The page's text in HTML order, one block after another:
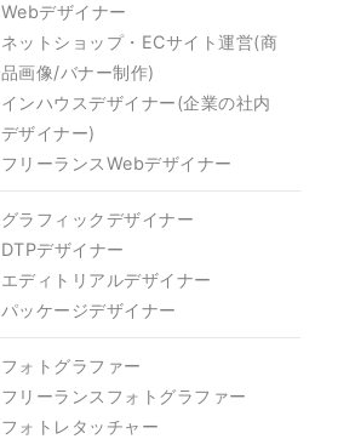
Webデザイナー
ネットショップ・ECサイト運営(商
品画像/バナー制作)
インハウスデザイナー(企業の社内
デザイナー)
フリーランスWebデザイナー
グラフィックデザイナー
DTPデザイナー
エディトリアルデザイナー
パッケージデザイナー
フォトグラファー
フリーランスフォトグラファー
フォトレタッチャー